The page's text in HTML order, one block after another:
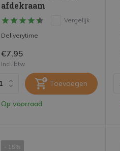
afdekraam
Vergelijk
Deliverytime
€7,95
Incl. btw
Toevoegen
Op voorraad
- 15%